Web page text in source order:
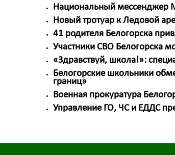
Национальный мессенджер
Новый тротуар к Ледовой
41 родителя Белогорска
Участники СВО Белогорска
«Здравствуй, школа!»:
Белогорские школьники
границ»
Военная прокуратура
Управление ГО, ЧС и ЕДДС